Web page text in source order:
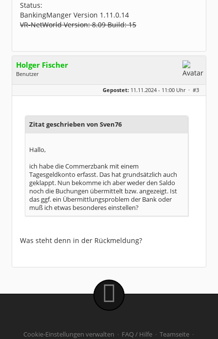
Status:
BankingManger Version 1.11.0.14
VR-NetWorld Version: 8.09 Build: 15
Holger Fischer
Benutzer
Geschlecht:
Alter:
54
Gepostet: 11.11.2024 - 11:00 Uhr · #3
Zitat geschrieben von Sven76
Hallo,
ich habe die Commerzbank mit einem
Tagesgeldkonto erfasst. Das hat grundsätzlich auch
geklappt. Nun bekomme ich aber weder den Saldo
noch die Buchungen übermittelt bzw. angezeigt. Ist
das ggf. ein Übermittlungsproblem der Bank oder
muß ich etwas besonderes einstellen?
Was steht denn in der Rückmeldung?
Cookie-Einstellungen verwalten · FAQ / Hilfe· Teamseite·